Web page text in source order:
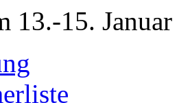
13.-15.